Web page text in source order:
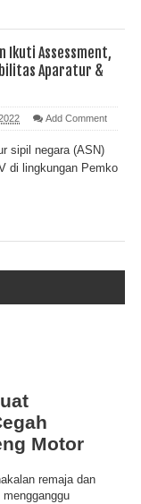
Ikuti Assessment,
Aparatur &
Add Comment
sipil negara (ASN)
di lingkungan Pemko
Motor
remaja dan